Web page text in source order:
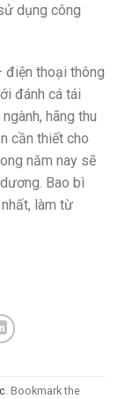
dụng công
điện thoại thông
đánh cá tái
hãng thu
cần thiết cho
năm nay sẽ
Bao bì
làm từ
. Bookmark the